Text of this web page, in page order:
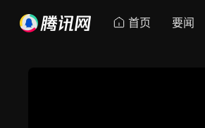
首页 要闻